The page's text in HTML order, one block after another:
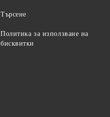
Търсене
Политика за използване на
бисквитки